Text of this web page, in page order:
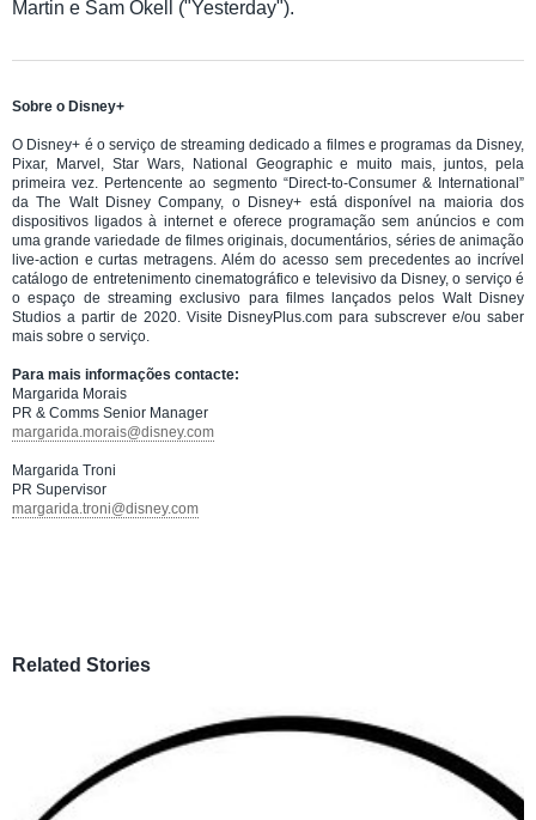
Martin e Sam Okell ("Yesterday").
Sobre o Disney+
O Disney+ é o serviço de streaming dedicado a filmes e programas da Disney,
Pixar, Marvel, Star Wars, National Geographic e muito mais, juntos, pela
primeira vez. Pertencente ao segmento “Direct-to-Consumer & International”
da The Walt Disney Company, o Disney+ está disponível na maioria dos
dispositivos ligados à internet e oferece programação sem anúncios e com
uma grande variedade de filmes originais, documentários, séries de animação
live-action e curtas metragens. Além do acesso sem precedentes ao incrível
catálogo de entretenimento cinematográfico e televisivo da Disney, o serviço é
o espaço de streaming exclusivo para filmes lançados pelos Walt Disney
Studios a partir de 2020. Visite DisneyPlus.com para subscrever e/ou saber
mais sobre o serviço.
Para mais informações contacte:
Margarida Morais
PR & Comms Senior Manager
margarida.morais@disney.com
Margarida Troni
PR Supervisor
margarida.troni@disney.com
Related Stories